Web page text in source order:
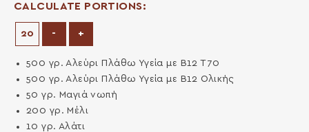
CALCULATE PORTIONS:
- Decrease Portions
+Increase Portions
500 γρ. Αλεύρι Πλάθω Υγεία με Β12 Τ70
500 γρ. Αλεύρι Πλάθω Υγεία με Β12 Ολικής
50γρ. Μαγιά νωπή
200 γρ.Μέλι
10γρ. Αλάτι